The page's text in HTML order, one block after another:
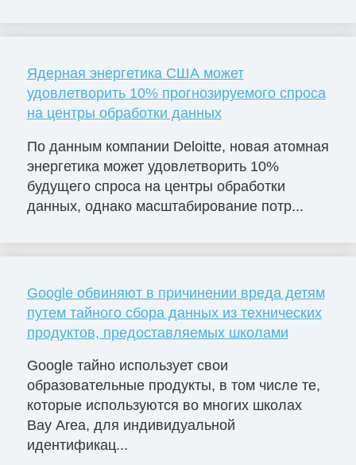
Ядерная энергетика США может
удовлетворить 10% прогнозируемого спроса
на центры обработки данных
По данным компании Deloitte, новая атомная
энергетика может удовлетворить 10%
будущего спроса на центры обработки
данных, однако масштабирование потр...
Google обвиняют в причинении вреда детям
путем тайного сбора данных из технических
продуктов, предоставляемых школами
Google тайно использует свои
образовательные продукты, в том числе те,
которые используются во многих школах
Bay Area, для индивидуальной
идентификац...